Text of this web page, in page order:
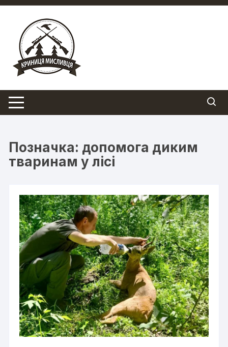
Перейти
вмісту
Позначка: допомога диким
тваринам у лісі